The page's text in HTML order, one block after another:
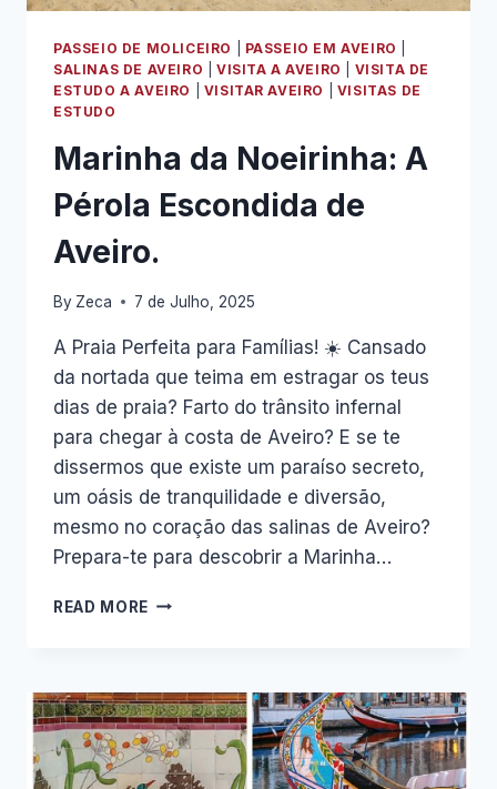
PASSEIO DE MOLICEIRO PASSEIO EM AVEIRO
SALINAS DE AVEIRO
VISITA A AVEIRO
VISITA DE
ESTUDO A AVEIRO
VISITAR AVEIRO
VISITAS DE
ESTUDO
Marinha da Noeirinha: A
Pérola Escondida de
Aveiro.
By Zeca 7 de Julho, 2025
A Praia Perfeita para Famílias! ☀️ Cansado
da nortada que teima em estragar os teus
dias de praia? Farto do trânsito infernal
para chegar à costa de Aveiro? E se te
dissermos que existe um paraíso secreto,
um oásis de tranquilidade e diversão,
mesmo no coração das salinas de Aveiro?
Prepara-te para descobrir a Marinha…
READ MORE MARINHA
PÉROLA
ESCONDIDA
DE
AVEIRO.